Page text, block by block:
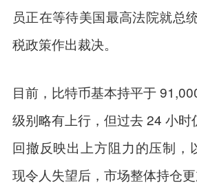
员正在等待美国最高法院就总
税政策作出裁决。
目前，比特币基本持平于
级别略有上行，但过去 24 小时
回撤反映出上方阻力的压制，
现令人失望后，市场整体持仓更